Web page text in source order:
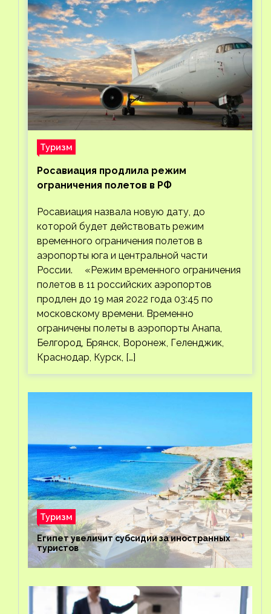
Туризм
Росавиация продлила режим
ограничения полетов в РФ
Росавиация назвала новую дату, до
которой будет действовать режим
временного ограничения полетов в
аэропорты юга и центральной части
России. «Режим временного ограничения
полетов в 11 российских аэропортов
продлен до 19 мая 2022 года 03:45 по
московскому времени. Временно
ограничены полеты в аэропорты Анапа,
Белгород, Брянск, Воронеж, Геленджик,
Краснодар, Курск, […]
Туризм
Египет увеличит субсидии за иностранных
туристов